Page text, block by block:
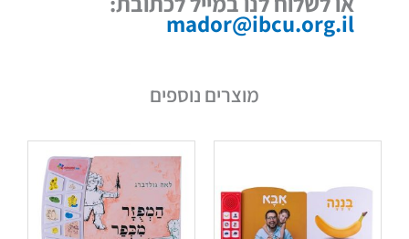
mador@ibcu.org.il
מוצרים נוספים